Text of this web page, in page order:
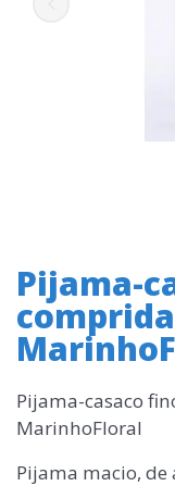
Pijama-
Pijama-casaco
MarinhoFloral
Pijama macio,